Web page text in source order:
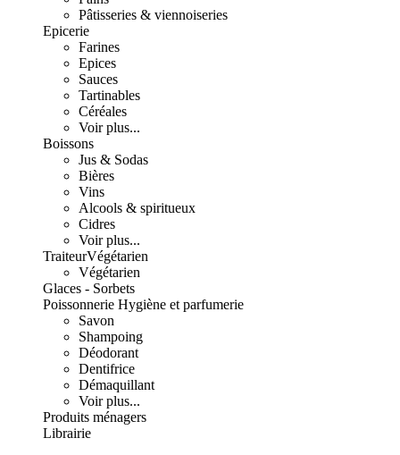
Pâtisseries & viennoiseries
Epicerie
Farines
Epices
Sauces
Tartinables
Céréales
Voir plus...
Boissons
Jus & Sodas
Bières
Vins
Alcools & spiritueux
Cidres
Voir plus...
TraiteurVégétarien
Végétarien
Glaces - Sorbets
Poissonnerie Hygiène et parfumerie
Savon
Shampoing
Déodorant
Dentifrice
Démaquillant
Voir plus...
Produits ménagers
Librairie